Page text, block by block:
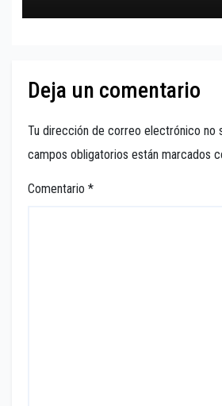
Deja un comentario
Tu dirección de correo electrónico no
campos obligatorios están marcados
Comentario *